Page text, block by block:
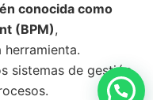
conocida como
(BPM),
sistemas de gestión